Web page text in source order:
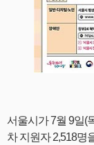
서울시가 7월 9일(
차 지원자 2,518명